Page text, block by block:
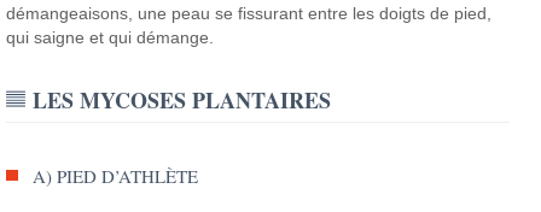
démangeaisons, une peau se fissurant entre les doigts de pied,
qui saigne et qui démange.
LES MYCOSES PLANTAIRES
A) PIED D’ATHLÈTE